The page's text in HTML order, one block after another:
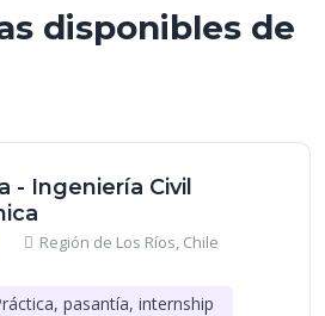
disponibles de
- Ingeniería Civil
Región de Los Ríos, Chile
pasantía, internship